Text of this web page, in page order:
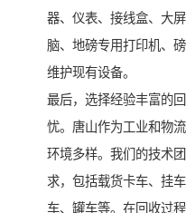
器、仪表、接线盒、大
脑、地磅专用打印机、
维护现有设备。
最后，选择经验丰富的
忧。唐山作为工业和物
环境多样。我们的技术
求，包括载货卡车、挂
车、罐车等。在回收过